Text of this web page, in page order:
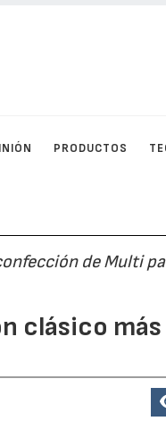
PRODUCTOS
de Multi
clásico